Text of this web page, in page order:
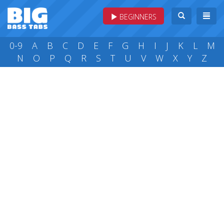
BEGINNERS
0-9 A B C D E F G H I J K L
M
N
O P Q R S T U V W X Y Z